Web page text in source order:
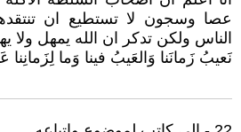
عصا وسجون لا تستطيع ان
الناس ولكن تدكر ان الله يمهل ولا
نَعيبُ زَمانَنا وَالعَيبُ فينا وَما لِزَمانِنا